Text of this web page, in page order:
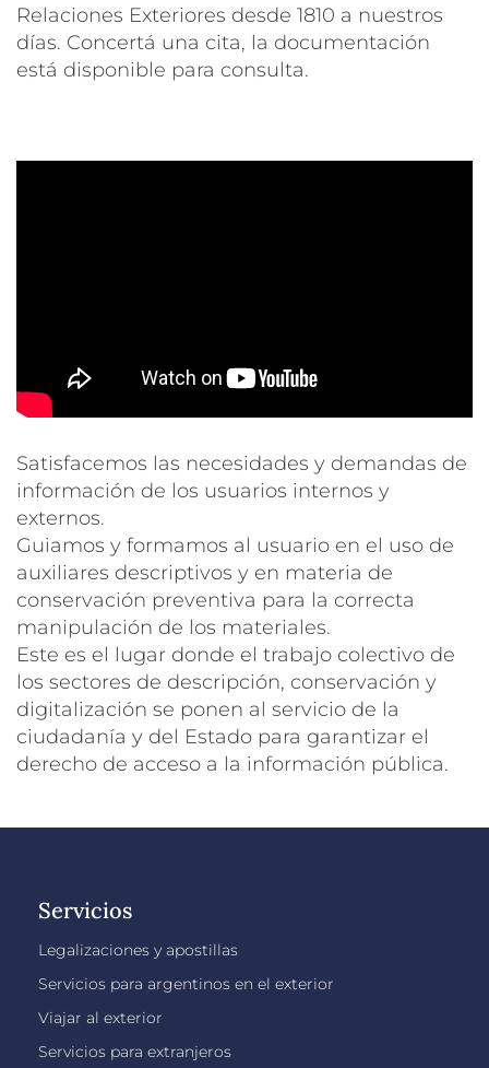
Relaciones Exteriores desde 1810 a nuestros
días. Concertá una cita, la documentación
está disponible para consulta.
Satisfacemos las necesidades y demandas de
información de los usuarios internos y
externos.
Guiamos y formamos al usuario en el uso de
auxiliares descriptivos y en materia de
conservación preventiva para la correcta
manipulación de los materiales.
Este es el lugar donde el trabajo colectivo de
los sectores de descripción, conservación y
digitalización se ponen al servicio de la
ciudadanía y del Estado para garantizar el
derecho de acceso a la información pública.
Servicios
Legalizaciones y apostillas
Servicios para argentinos en el exterior
Viajar al exterior
Servicios para extranjeros